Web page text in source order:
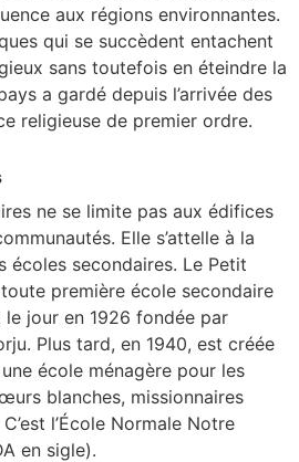
aux régions environnantes.
qui se succèdent entachent
sans toutefois en éteindre la
a gardé depuis l’arrivée des
religieuse de premier ordre.
ne se limite pas aux édifices
Elle s’attelle à la
écoles secondaires. Le Petit
première école secondaire
jour en 1926 fondée par
Plus tard, en 1940, est créée
école ménagère pour les
blanches, missionnaires
l’École Normale Notre
en sigle).